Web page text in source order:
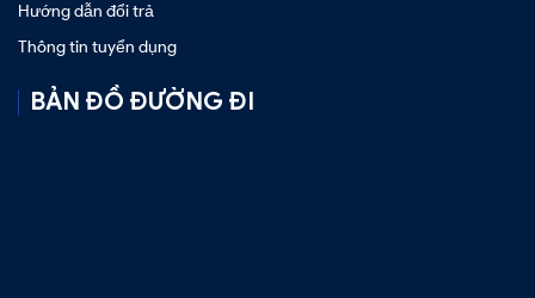
Hướng dẫn đổi trả
Thông tin tuyển dụng
BẢN ĐỒ ĐƯỜNG ĐI